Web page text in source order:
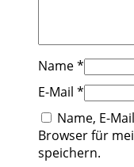
Name*
E-Mail *
Name, E-
Browser für
speichern.